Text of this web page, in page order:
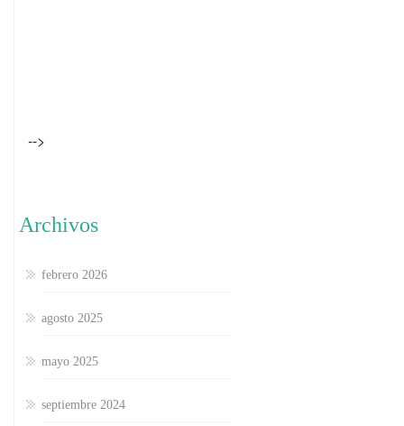
-->
Archivos
febrero 2026
agosto 2025
mayo 2025
septiembre 2024